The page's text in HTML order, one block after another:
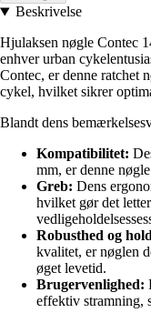
Beskrivelse
Hjulaksen nøgle Contec
enhver urban
Contec, er denne ratchet
cykel, hvilket sikrer
Blandt dens
Kompatibilitet:
mm, er denne
Greb: Dens
hvilket gør det
Robusthed og
kvalitet, er nøglen
øget levetid.
Brugervenlighed:
effektiv stramning,